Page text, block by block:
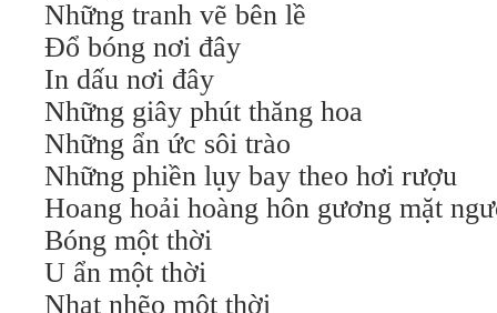
Những tranh vẽ bên lề
Đổ bóng nơi đây
In dấu nơi đây
Những giây phút thăng hoa
Những ẩn ức sôi trào
Những phiền lụy bay theo hơi rượu
Hoang hoải hoàng hôn gương mặt
Bóng một thời
U ẩn một thời
Nhạt nhẽo một thời